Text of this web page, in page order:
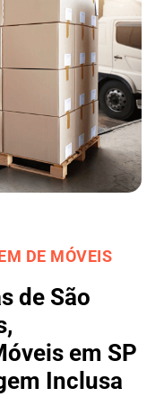
DE MÓVEIS
de São
em SP
Inclusa